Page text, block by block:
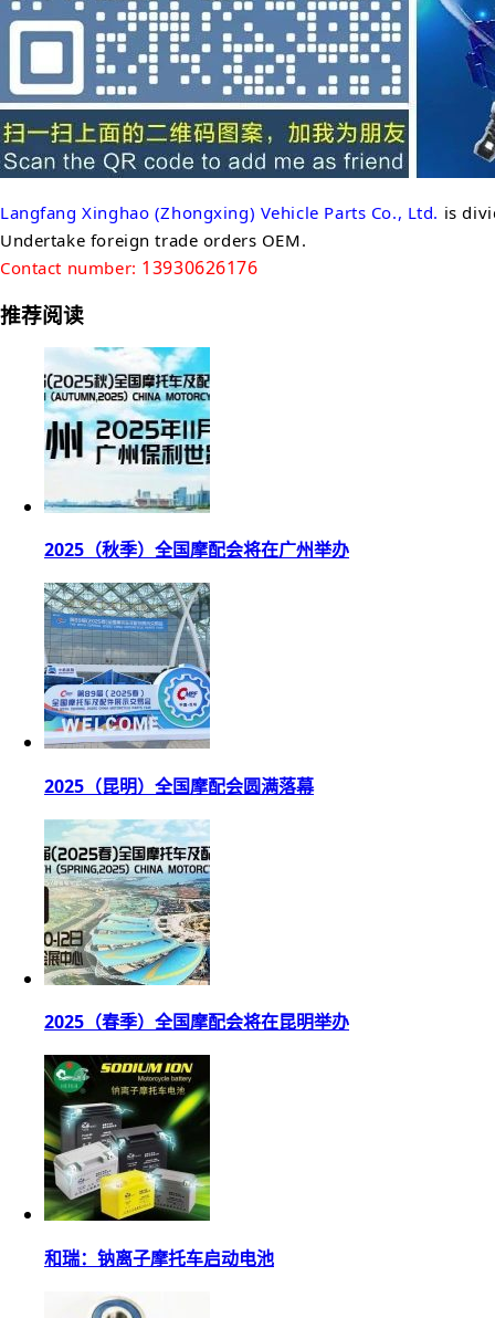
Langfang Xinghao (Zhongxing) Vehicle Parts Co., Ltd. is
Undertake foreign trade orders OEM.
Contact number: 13930626176
推荐阅读
2025（秋季）全国摩配会将在广州举办
2025（昆明）全国摩配会圆满落幕
2025（春季）全国摩配会将在昆明举办
和瑞：钠离子摩托车启动电池